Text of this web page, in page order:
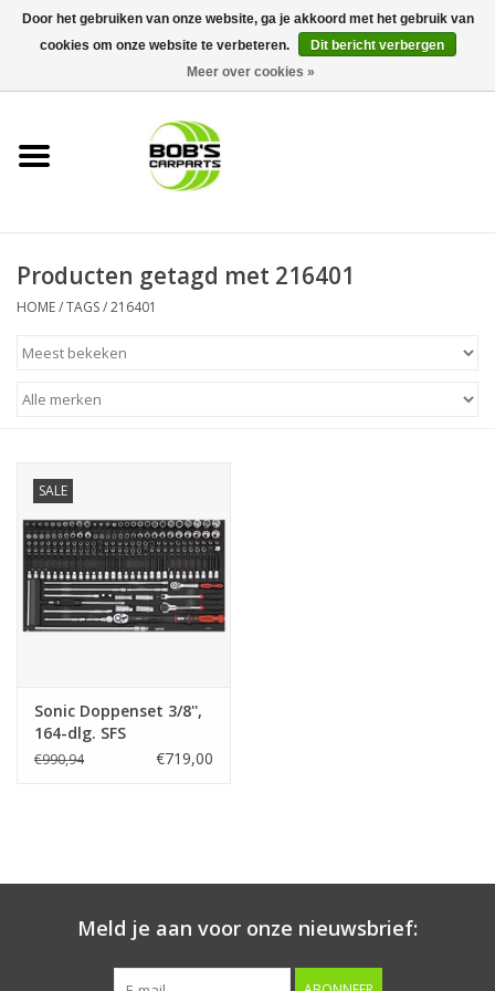
0 Artikelen - €0,00
KS TOOLS
Next Gereedschapswagens
Opbergsystemen
Automaterialen
Starten & laden
Diagnose & meten
Luchtgereedschap
Producten getagd met 216401
HOME/TAGS/216401
SALE
Sonic Doppenset 3/8'',
164-dlg. SFS
€990,94 €719,00
Meld je aan voor onze nieuwsbrief:
Door het gebruiken van onze website, ga je akkoord met het gebruik van
cookies om onze website te verbeteren.
Dit bericht verbergen
Meer over cookies »